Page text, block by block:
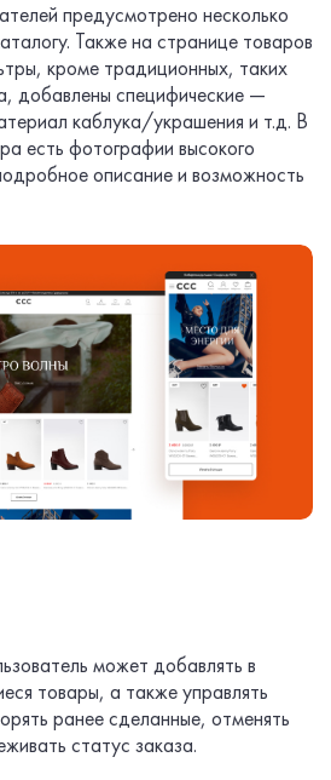
предусмотрено несколько
Также на странице товаров
кроме традиционных, таких
добавлены специфические —
каблука/украшения и т.д. В
есть фотографии высокого
описание и возможность
может добавлять в
товары, а также управлять
ранее сделанные, отменять
статус заказа.